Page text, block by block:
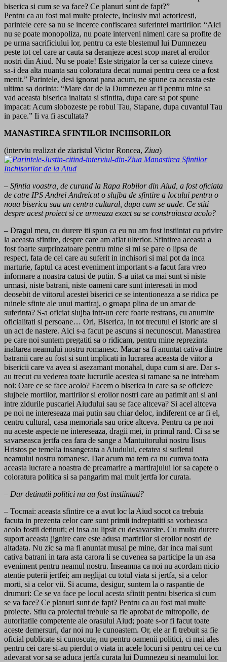
biserica si cum se va face? Ce planuri sunt de fapt?”
Pentru ca au fost mai multe proiecte, inclusiv mai actoricesti,
parintele cere sa nu se incerce confiscarea suferintei martirilor: “Aici
nu se poate monopoliza, nu poate interveni nimeni care sa profite de
pe urma sacrificiului lor, pentru ca este blestemul lui Dumnezeu
peste tot cel care ar cauta sa deranjeze acest scop maret al eroilor
nostri din Aiud. Nu se poate! Este strigator la cer sa cuteze cineva
sa-i dea alta nuanta sau coloratura decat numai pentru ceea ce a fost
menit.” Parintele, desi ignorat pana acum, ne spune ca aceasta este
ultima sa dorinta: “Mare dar de la Dumnezeu ar fi pentru mine sa
vad aceasta biserica inaltata si sfintita, dupa care sa pot spune
impacat: Acum slobozeste pe robul Tau, Stapane, dupa cuvantul Tau
in pace.” Ii va fi ascultata?
MANASTIREA SFINTILOR INCHISORILOR
(interviu realizat de ziaristul Victor Roncea, Ziua)
– Sfintia voastra, de curand la Rapa Robilor din Aiud, a fost oficiata
de catre IPS Andrei Andreicut o slujba de sfintire a locului pentru o
noua biserica sau un centru cultural, dupa cum se aude. Ce stiti
despre acest proiect si ce urmeaza exact sa se construiasca acolo?
– Dragul meu, cu durere iti spun ca eu nu am fost instiintat cu privire
la aceasta sfintire, despre care am aflat ulterior. Sfintirea aceasta a
fost foarte surprinzatoare pentru mine si mi se pare o lipsa de
respect, fata de cei care au suferit in inchisori si mai pot da inca
marturie, faptul ca acest eveniment important s-a facut fara vreo
informare a noastra catusi de putin. S-a uitat ca mai sunt si niste
urmasi, niste batrani, niste oameni care sunt interesati in mod
deosebit de viitorul acestei biserici ce se intentioneaza a se ridica pe
ruinele sfinte ale unui martiraj, o groapa plina de un amar de
suferinta? S-a oficiat slujba intr-un cerc foarte restrans, cu anumite
oficialitati si persoane… Ori, Biserica, in tot trecutul ei istoric are si
un act de nastere. Aici s-a facut pe ascuns si necunoscut. Manastirea
pe care noi suntem pregatiti sa o ridicam, pentru mine reprezinta
inaltarea neamului nostru romanesc. Macar sa fi anuntat cativa dintre
batranii care au fost si sunt implicati in lucrarea aceasta de viitor a
bisericii care va avea si asezamant monahal, dupa cum si are. Dar s-
au trecut cu vederea toate lucrurile acestea si ramane sa ne intrebam
noi: Oare ce se face acolo? Facem o biserica in care sa se oficieze
slujbele mortilor, martirilor si eroilor nostri care au patimit ani si ani
intre zidurile puscariei Aiudului sau se face altceva? Si acel altceva
pe noi ne intereseaza mai putin sau chiar deloc, indiferent ce ar fi el,
centru cultural, casa memoriala sau orice altceva. Pentru ca pe noi
nu aceste aspecte ne intereseaza, dragii mei, in primul rand. Ci sa se
savarseasca jertfa cea fara de sange a Mantuitorului nostru Iisus
Hristos pe temelia insangerata a Aiudului, cetatea si sufletul
neamului nostru romanesc. Dar acum ma tem ca nu cumva toata
aceasta lucrare a noastra de preamarire a martirajului lor sa capete o
coloratura politica si sa pangarim mai mult jertfa lor curata.
– Dar detinutii politici nu au fost instiintati?
– Tocmai: aceasta sfintire ce a avut loc la Aiud socot ca trebuia
facuta in prezenta celor care sunt primii indreptatiti sa vorbeasca
acolo fostii detinuti; ei insa au lipsit cu desavarsire. Cu multa durere
suport aceasta jignire care este adusa martirilor si eroilor nostri de
altadata. Nu zic sa ma fi anuntat musai pe mine, dar inca mai sunt
cativa batrani in tara asta carora li se cuvenea sa participe la un asa
eveniment pentru neamul nostru. Inseamna ca noi nu acordam nicio
atentie puterii jertfei; am neglijat cu totul viata si jertfa, si a celor
morti, si a celor vii. Si acuma, desigur, suntem la o raspantie de
drumuri: Ce se va face pe locul acesta sfintit pentru biserica si cum
se va face? Ce planuri sunt de fapt? Pentru ca au fost mai multe
proiecte. Stiu ca proiectul trebuie sa fie aprobat de mitropolie, de
autoritatile competente ale orasului Aiud; poate s-or fi facut toate
aceste demersuri, dar noi nu le cunoastem. Or, ele ar fi trebuit sa fie
oficial publicate si cunoscute, nu pentru oamenii politici, ci mai ales
pentru cei care si-au pierdut o viata in acele locuri si pentru cei ce cu
adevarat vor sa se aduca jertfa curata lui Dumnezeu si neamului lor.